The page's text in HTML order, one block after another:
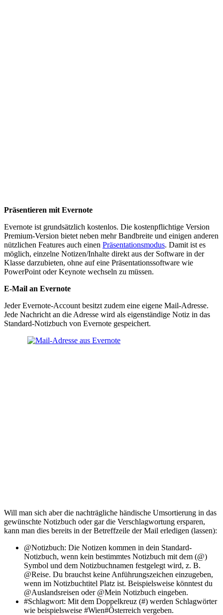
Präsentieren mit Evernote
Evernote ist grundsätzlich kostenlos. Die kostenpflichtige Version
Premium-Version bietet neben mehr Bandbreite und einigen anderen
nützlichen Features auch einen Präsentationsmodus. Damit ist es
möglich, einzelne Notizen/Inhalte direkt aus der Software in der
Klasse darzubieten, ohne auf eine Präsentationssoftware wie
PowerPoint oder Keynote wechseln zu müssen.
E-Mail an Evernote
Jeder Evernote-Account besitzt zudem eine eigene Mail-Adresse.
Jede Nachricht an die Adresse wird als eigenständige Notiz in das
Standard-Notizbuch von Evernote gespeichert.
Will man sich aber die nachträgliche händische Umsortierung in das
gewünschte Notizbuch oder gar die Verschlagwortung ersparen,
kann man dies bereits in der Betreffzeile der Mail erledigen (lassen):
@Notizbuch: Die Notizen kommen in dein Standard-
Notizbuch, wenn kein bestimmtes Notizbuch mit dem (@)
Symbol und dem Notizbuchnamen festgelegt wird, z. B.
@Reise. Du brauchst keine Anführungszeichen einzugeben,
wenn im Notizbuchtitel Platz ist. Beispielsweise könntest du
@Auslandsreisen oder @Mein Notizbuch eingeben.
#Schlagwort: Mit dem Doppelkreuz (#) werden Schlagwörter
wie beispielsweise #Wien#Österreich vergeben.